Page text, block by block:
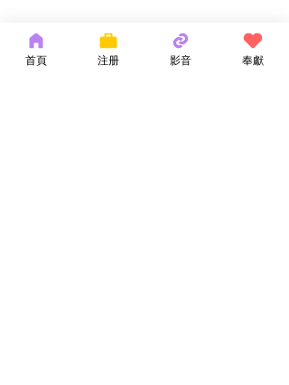
首頁 注册 影音 奉獻